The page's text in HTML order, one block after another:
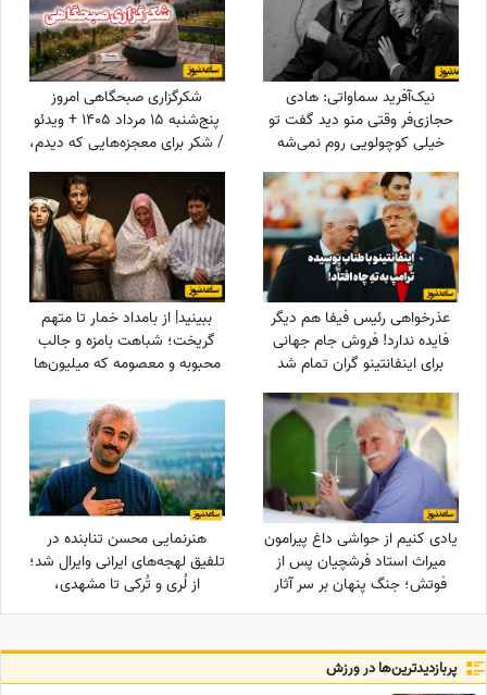
مرداد 1405
نیک‌آفرید سماواتی: هادی
حجازی‌فر وقتی منو دید گفت تو
خیلی کوچولویی روم نمی‌شه
عاشقت بشم !
شکرگزاری صبحگاهی امروز
پنج‌شنبه 15 مرداد 1405 + ویدئو
/ شکر برای معجزه‌هایی که دیدم،
برای نعمت‌هایی که هنوز
ندیده‌ام، و برای آرزوهایی که
همین حالا در مسیر رسیدن به
من هستند
عذرخواهی رئیس فیفا هم دیگر
فایده ندارد! فروش جام جهانی
برای اینفانتینو گران تمام شد
ببینید| از بامداد خمار تا متهم
گریخت؛ شباهت بامزه و جالب
محبوبه و معصومه که میلیون‌ها
یادی کنیم از حواشی داغ پیرامون
میراث استاد فرشچیان پس از
فوتش؛ جنگ پنهان بر سر آثار
ماندگار نقاش بزرگ! + عکس
هنرنمایی محسن تنابنده در
تلفیق لهجه‌های ایرانی وایرال شد؛
از لُری و تُرکی تا مشهدی،
مازندرانی و فارسی دری + ویدئو
پربازدید‌ترین‌ها در ورزش